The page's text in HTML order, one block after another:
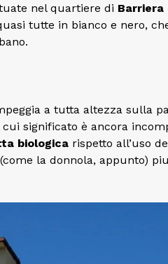
nel quartiere di Barriera
tutte in bianco e nero,
a tutta altezza sulla
cui significato è ancora
biologica rispetto all’uso
la donnola, appunto)